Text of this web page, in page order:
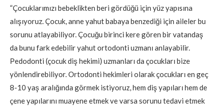
“Çocuklarımızı bebeklikten beri gördüğü için yüz yapısına
alışıyoruz. Çocuk, anne yahut babaya benzediği için aileler bu
sorunu atlayabiliyor. Çocuğu birinci kere gören bir vatandaş
da bunu fark edebilir yahut ortodonti uzmanı anlayabilir.
Pedodonti (çocuk diş hekimi) uzmanları da çocukları bize
yönlendirebiliyor. Ortodonti hekimleri olarak çocukları en geç
8-10 yaş aralığında görmek istiyoruz, hem diş yapıları hem de
çene yapılarını muayene etmek ve varsa sorunu tedavi etmek